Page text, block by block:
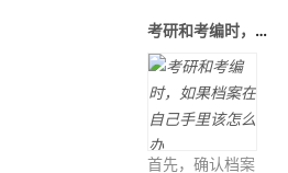
考研和考编时，如果档案在自己手里该
首先，确认档案